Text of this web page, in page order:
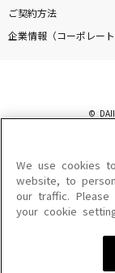
ご契約方法
企業情報（コーポレート
©
このサイトに掲載されて
を問わず、著作権法の定
を禁じます。
楽曲及びコンテンツは、
楽曲及びコンテンツの配
We use cookies
website, to
our traffic. Please
your cookie